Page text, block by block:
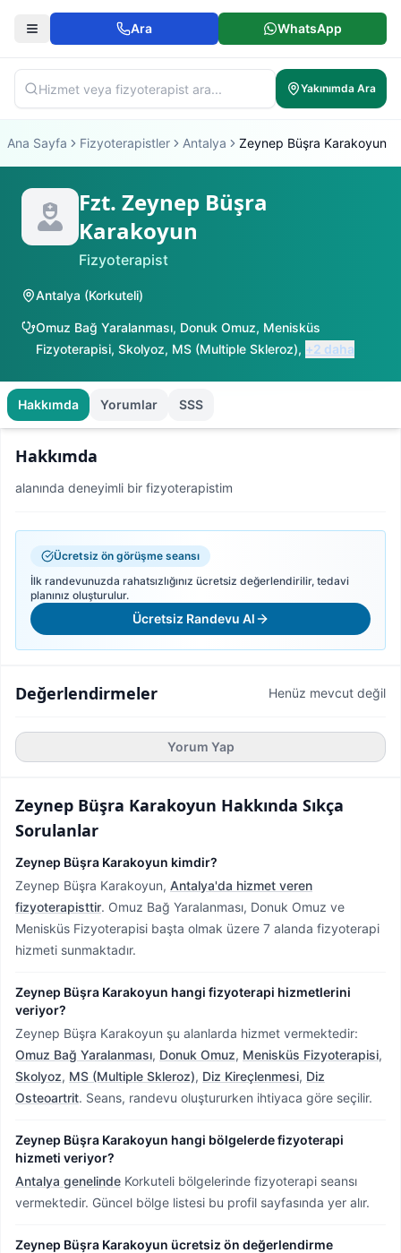
Ara WhatsApp
Yakınımda Ara
Ana Sayfa Fizyoterapistler Antalya Zeynep Büşra Karakoyun
Fzt. Zeynep Büşra
Karakoyun
Fizyoterapist
Antalya (Korkuteli)
Omuz Bağ Yaralanması, Donuk Omuz, Menisküs
Fizyoterapisi, Skolyoz, MS (Multiple Skleroz), +2 daha
Hakkımda Yorumlar SSS
Hakkımda
alanında deneyimli bir fizyoterapistim
Ücretsiz ön görüşme seansı
İlk randevunuzda rahatsızlığınız ücretsiz değerlendirilir, tedavi
planınız oluşturulur.
Ücretsiz Randevu Al
Değerlendirmeler Henüz mevcut değil
Yorum Yap
Zeynep Büşra Karakoyun Hakkında Sıkça
Sorulanlar
Zeynep Büşra Karakoyun kimdir?
Zeynep Büşra Karakoyun, Antalya'da hizmet veren
fizyoterapisttir. Omuz Bağ Yaralanması, Donuk Omuz ve
Menisküs Fizyoterapisi başta olmak üzere 7 alanda fizyoterapi
hizmeti sunmaktadır.
Zeynep Büşra Karakoyun hangi fizyoterapi hizmetlerini
veriyor?
Zeynep Büşra Karakoyun şu alanlarda hizmet vermektedir:
Omuz Bağ Yaralanması, Donuk Omuz, Menisküs Fizyoterapisi,
Skolyoz, MS (Multiple Skleroz), Diz Kireçlenmesi, Diz
Osteoartrit. Seans, randevu oluştururken ihtiyaca göre seçilir.
Zeynep Büşra Karakoyun hangi bölgelerde fizyoterapi
hizmeti veriyor?
Antalya genelinde Korkuteli bölgelerinde fizyoterapi seansı
vermektedir. Güncel bölge listesi bu profil sayfasında yer alır.
Zeynep Büşra Karakoyun ücretsiz ön değerlendirme